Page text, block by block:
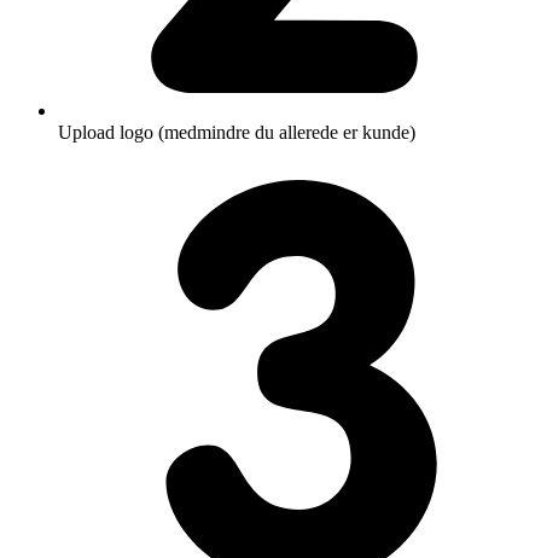
Upload logo (medmindre du allerede er kunde)